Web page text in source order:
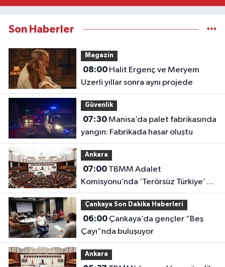
Son Haberler
Magazin
08:00Halit Ergenç ve Meryem
Uzerli yıllar sonra aynı projede
Güvenlik
07:30Manisa’da palet fabrikasında
yangın: Fabrikada hasar oluştu
Ankara
07:00TBMM Adalet
Komisyonu’nda ‘Terörsüz Türkiye’
çerçeve yasası görüşülüyor
Çankaya Son Dakika Haberleri
06:00Çankaya’da gençler “Beş
Çayı”nda buluşuyor
Ankara